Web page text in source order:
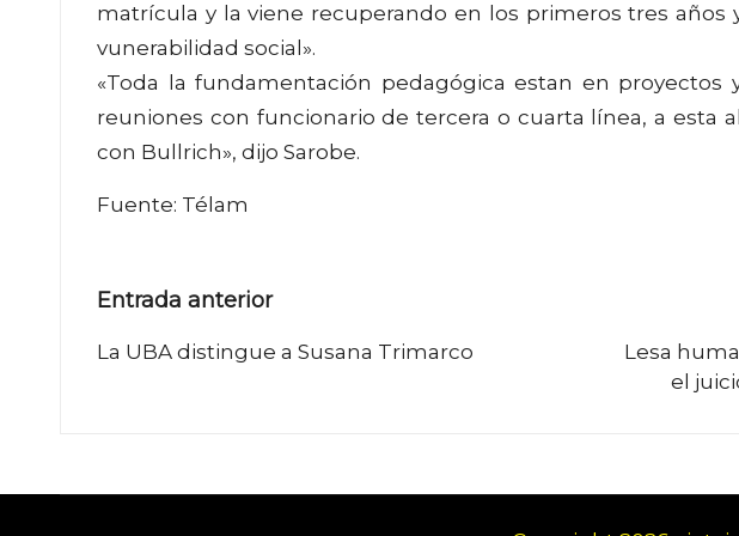
matrícula y la viene recuperando en los primeros tres
vunerabilidad social».
«Toda la fundamentación pedagógica estan en proyectos
reuniones con funcionario de tercera o cuarta línea, a esta
con Bullrich», dijo Sarobe.
Fuente: Télam
Navegación
de
Entrada anterior
La UBA distingue a Susana Trimarco
Lesa
el